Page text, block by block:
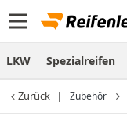
LKW Spezialreifen
Zurück Zubehör